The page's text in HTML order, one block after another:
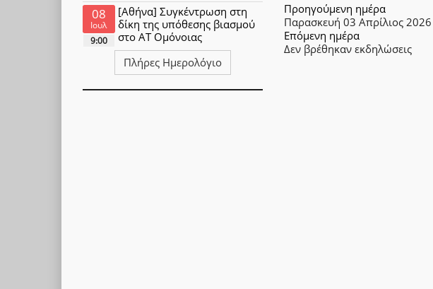
Προηγούμενη ημέρα
Παρασκευή 03 Απρίλιος 2026
Επόμενη ημέρα
Δεν βρέθηκαν εκδηλώσεις
08
Ιουλ
9:00
[Αθήνα] Συγκέντρωση στη
δίκη της υπόθεσης βιασμού
στο ΑΤ Ομόνοιας
Πλήρες Ημερολόγιο